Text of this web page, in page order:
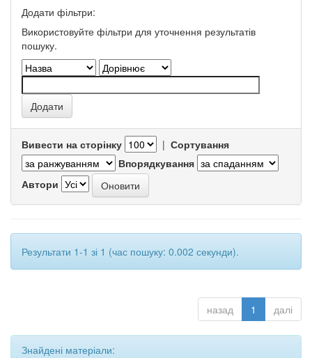
Додати фільтри:
Використовуйте фільтри для уточнення результатів
пошуку.
Вивести на сторінку | Сортування
Впорядкування
Автори
Результати 1-1 зі 1 (час пошуку: 0.002 секунди).
назад 1 далі
Знайдені матеріали: